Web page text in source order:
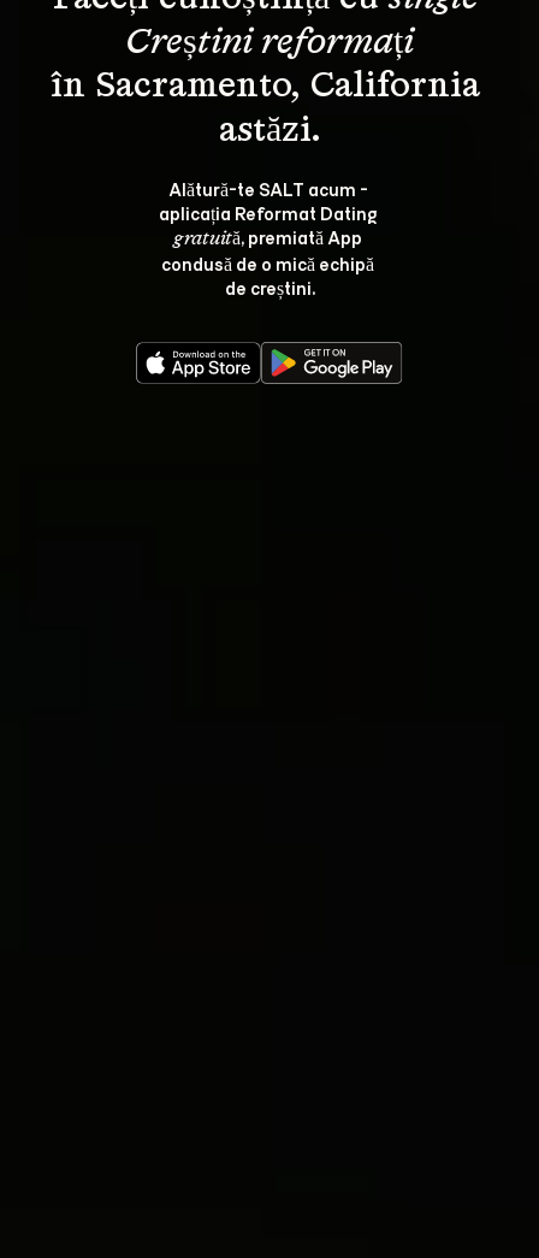
Creștini reformați
în Sacramento, California
Alătură-te SALT acum -
aplicația Reformat Dating
gratuită, premiată App
condusă de o mică echipă
de creștini.